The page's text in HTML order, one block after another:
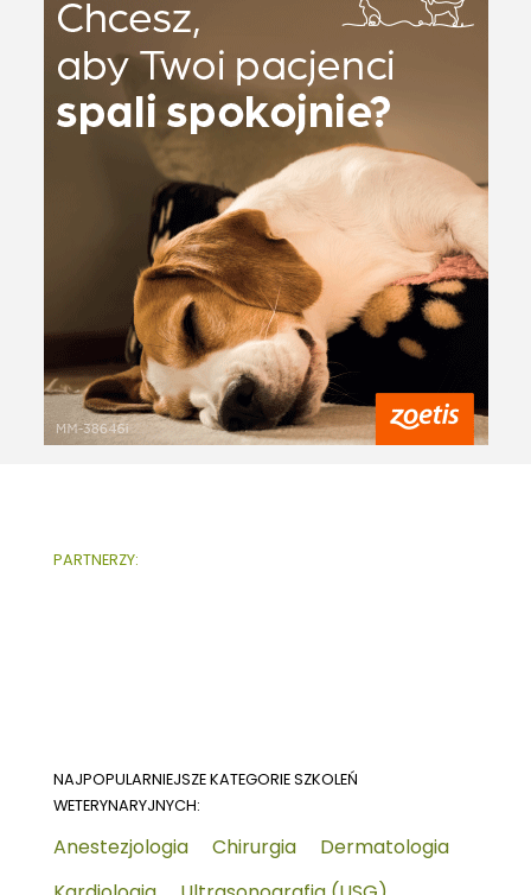
PARTNERZY:
NAJPOPULARNIEJSZE KATEGORIE SZKOLEŃ
WETERYNARYJNYCH:
Anestezjologia Chirurgia
Dermatologia